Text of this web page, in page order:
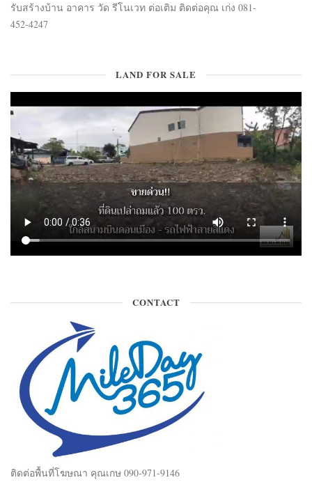
รับสร้างบ้าน อาคาร วัด รีโนเวท ต่อเติม ติดต่อคุณ เก่ง 081-
452-4247
LAND FOR SALE
CONTACT
ติดต่อพื้นที่โฆษณา คุณเกษ 090-971-9146